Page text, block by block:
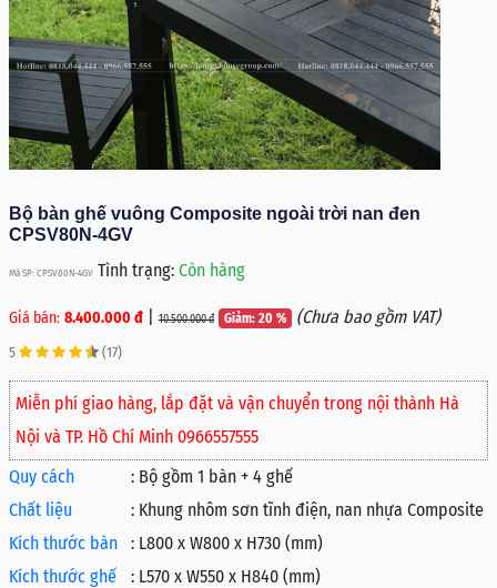
Bộ bàn ghế vuông Composite ngoài trời nan đen
CPSV80N-4GV
Mã SP: CPSV80N-4GV Tình trạng: Còn hàng
Giá bán: 8.400.000 đ 10.500.000 đ Giảm: 20 % (Chưa bao gồm VAT)
5 (17)
Miễn phí giao hàng, lắp đặt và vận chuyển trong nội thành Hà
Nội và TP. Hồ Chí Minh 0966557555
Quy cách
: Bộ gồm 1 bàn + 4 ghế
Chất liệu
: Khung nhôm sơn tĩnh điện, nan nhựa Composite
Kích thước bàn
: L800 x W800 x H730 (mm)
Kích thước ghế
: L570 x W550 x H840 (mm)